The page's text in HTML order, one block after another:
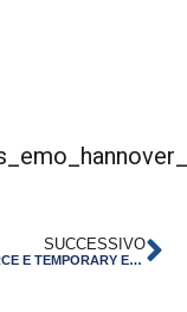
SUCCESSIVO
E-COMMERCE E TEMPORARY EXPORT MANAGER: DA SACE SIMEST DUE NUOVI FINANZIAMENTI A TASSO AGEVOLATO PER LE PMI